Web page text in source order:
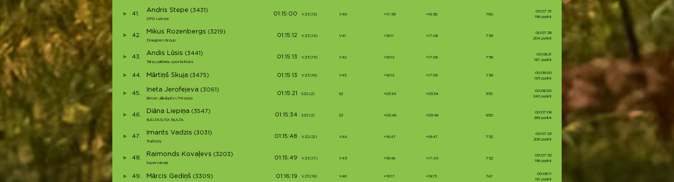
41.
Andris Stepe (3431)
DPD Latvija
01:15:00 VZ3 (13) V40 +17:59 +16:56 760
00:07:51
198 punkti
42.
Mikus Rozenbergs (3219)
Draugiem Group
01:15:12 VZ3 (14) V41 +18:11 +17:08 758
00:07:38
204 punkti
43.
Andis Lūsis (3441)
Talsu paklanu sporta klubs
01:15:13 VZ3 (15) V42 +18:12 +17:09 758
00:08:21
187 punkti
44. Mārtiņš Skuja (3475) 01:15:13 VZ3 (16) V43 +18:12 +17:09 758
00:08:00
195 punkti
45.
Ineta Jerofejeva (3061)
Skrien Jēkabpils!/Mizuno
01:15:21 SZ2 (2) S2 +03:34 +03:34 953
00:08:00
240 punkti
46.
Diāna Liepiņa (3547)
BALTAIS/SK BULTA
01:15:34 SZ2 (3) S3 +03:48 +03:48 950
00:07:08
269 punkti
47.
Imants Vadzis (3031)
Trailinity
01:15:48 VZ2 (21) V44 +18:47 +18:47 752
00:07:33
206 punkti
48.
Raimonds Kovaļevs (3203)
Supervaroņi
01:15:49 VZ3 (17) V45 +18:48 +17:45 752
00:07:52
198 punkti
49. Mārcis Gediņš (3309) 01:16:19 VZ3 (18) V46 +19:17 +18:15 747
00:08:11
191 punkti